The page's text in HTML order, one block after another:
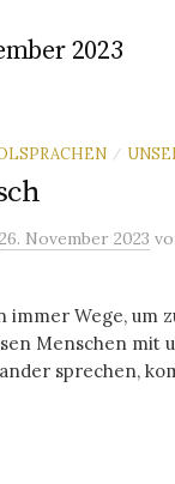
2023
/
26. November 2023
immer Wege, um
Menschen mit
sprechen,